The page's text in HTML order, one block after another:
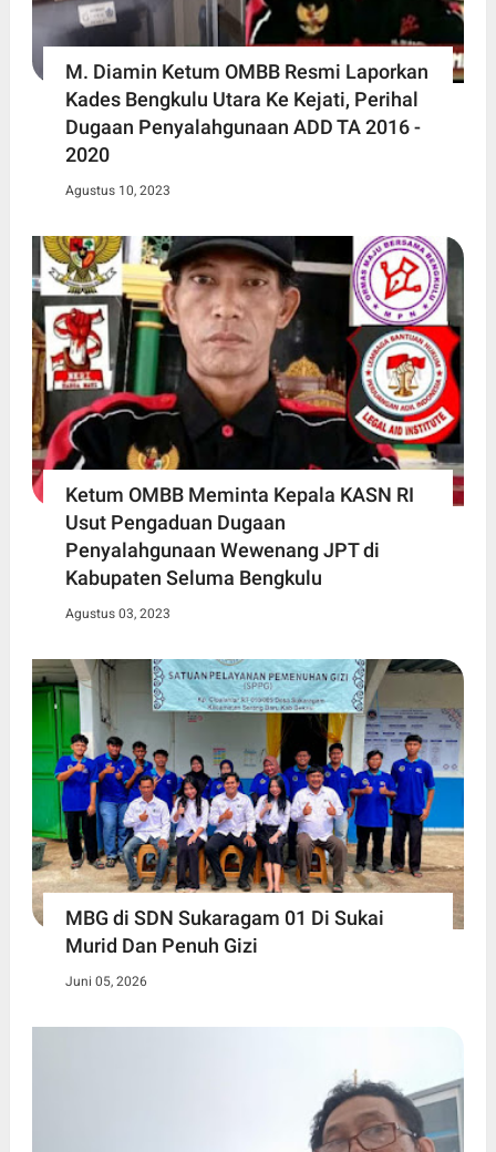
M. Diamin Ketum OMBB Resmi Laporkan
Kades Bengkulu Utara Ke Kejati, Perihal
Dugaan Penyalahgunaan ADD TA 2016 -
2020
Agustus 10, 2023
Ketum OMBB Meminta Kepala KASN RI
Usut Pengaduan Dugaan
Penyalahgunaan Wewenang JPT di
Kabupaten Seluma Bengkulu
Agustus 03, 2023
MBG di SDN Sukaragam 01 Di Sukai
Murid Dan Penuh Gizi
Juni 05, 2026